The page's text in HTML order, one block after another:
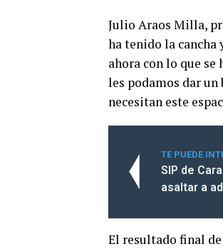
Julio Araos Milla,
ha tenido la cancha
ahora con lo que se
les podamos dar un
necesitan este
TE PUEDE
SIP de
asaltar a
El resultado final